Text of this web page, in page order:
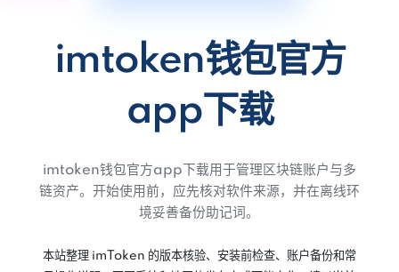
imtoken钱包官方
app下载
imtoken钱包官方app下载用于管理区块链账户与多
链资产。开始使用前，应先核对软件来源，并在离线环
境妥善备份助记词。
本站整理 imToken 的版本核验、安装前检查、账户备份和常